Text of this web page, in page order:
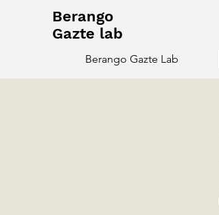
Berango
Gazte lab
Berango Gazte Lab